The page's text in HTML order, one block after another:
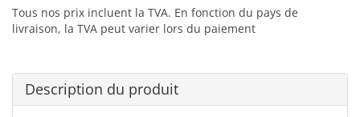
Tous nos prix incluent la TVA. En fonction du pays de
livraison, la TVA peut varier lors du paiement
Description du produit